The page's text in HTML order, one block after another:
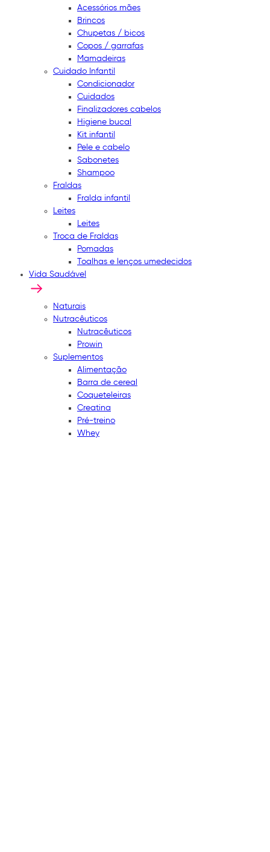
Acessórios mães
Brincos
Chupetas / bicos
Copos / garrafas
Mamadeiras
Cuidado Infantil
Condicionador
Cuidados
Finalizadores cabelos
Higiene bucal
Kit infantil
Pele e cabelo
Sabonetes
Shampoo
Fraldas
Fralda infantil
Leites
Leites
Troca de Fraldas
Pomadas
Toalhas e lenços umedecidos
Vida Saudável
Naturais
Nutracêuticos
Nutracêuticos
Prowin
Suplementos
Alimentação
Barra de cereal
Coqueteleiras
Creatina
Pré-treino
Whey